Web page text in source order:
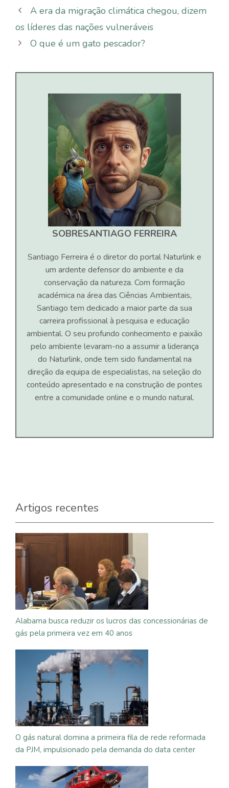
A era da migração climática chegou, dizem
os líderes das nações vulneráveis
O que é um gato pescador?
SOBRESANTIAGO FERREIRA
Santiago Ferreira é o diretor do portal Naturlink e
um ardente defensor do ambiente e da
conservação da natureza. Com formação
académica na área das Ciências Ambientais,
Santiago tem dedicado a maior parte da sua
carreira profissional à pesquisa e educação
ambiental. O seu profundo conhecimento e paixão
pelo ambiente levaram-no a assumir a liderança
do Naturlink, onde tem sido fundamental na
direção da equipa de especialistas, na seleção do
conteúdo apresentado e na construção de pontes
entre a comunidade online e o mundo natural.
Artigos recentes
Alabama busca reduzir os lucros das concessionárias de
gás pela primeira vez em 40 anos
O gás natural domina a primeira fila de rede reformada
da PJM, impulsionado pela demanda do data center